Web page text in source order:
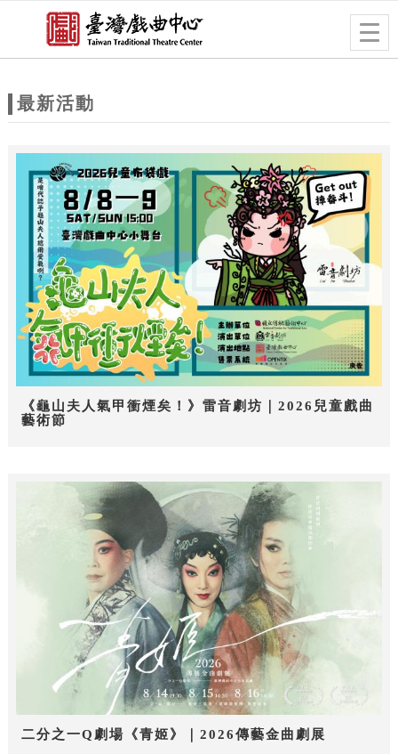
站
題
跳到主要內容
網站導覽
最新活動
《龜山夫人氣甲衝煙矣！》雷音劇坊｜2026兒童戲曲
藝術節
二分之一Q劇場《青姬》｜2026傳藝金曲劇展